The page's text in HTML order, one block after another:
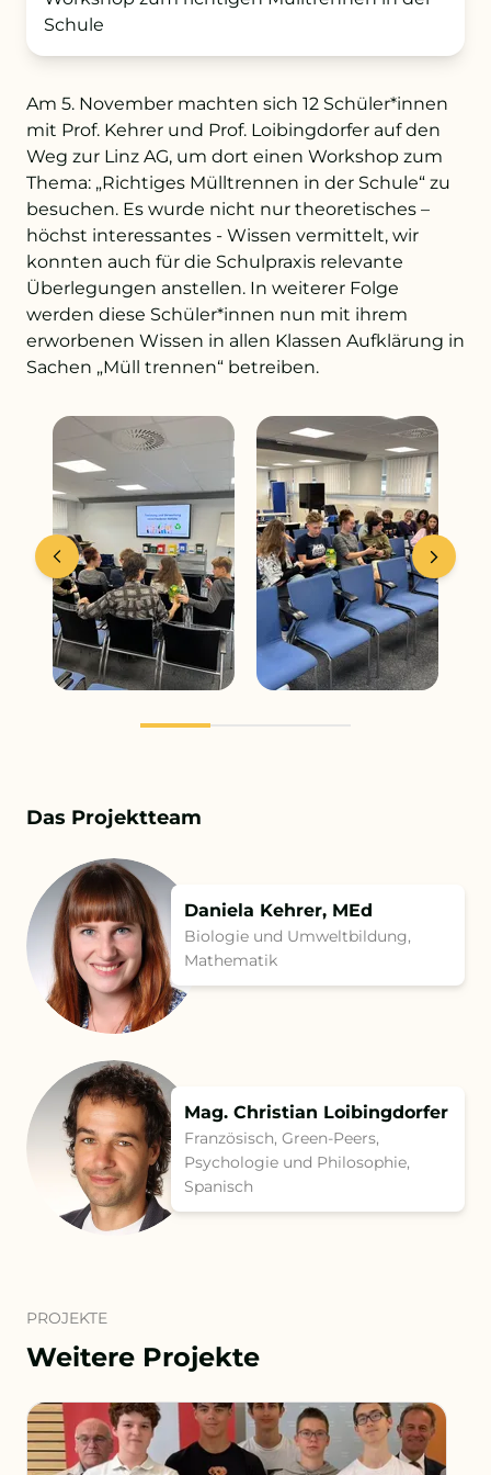
+43 732 736 581 - 4411
schule@petrinum.at
Stellenangebote
Logout
Schule
Am 5. November machten sich 12 Schüler*innen
mit Prof. Kehrer und Prof. Loibingdorfer auf den
Weg zur Linz AG, um dort einen Workshop zum
Thema: „Richtiges Mülltrennen in der Schule“ zu
besuchen. Es wurde nicht nur theoretisches –
höchst interessantes - Wissen vermittelt, wir
konnten auch für die Schulpraxis relevante
Überlegungen anstellen. In weiterer Folge
werden diese Schüler*innen nun mit ihrem
erworbenen Wissen in allen Klassen Aufklärung in
Sachen „Müll trennen“ betreiben.
Das Projektteam
Daniela Kehrer, MEd
Biologie und Umweltbildung,
Mathematik
Mag. Christian Loibingdorfer
Französisch, Green-Peers,
Psychologie und Philosophie,
Spanisch
PROJEKTE
Weitere Projekte